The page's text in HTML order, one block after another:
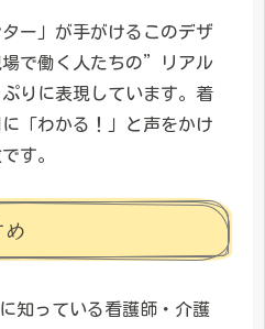
ー」が手がけるこのデザ
で働く人たちの”リアル
りに表現しています。着
「わかる！」と声をかけ
す。
知っている看護師・介護